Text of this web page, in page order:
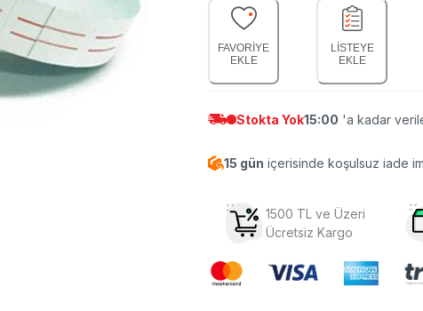
FAVORİYE
EKLE
LİSTEYE
EKLE
Stokta Yok15:00 'a kadar
15 gün içerisinde koşulsuz iade
1500 TL ve Üzeri
Ücretsiz Kargo